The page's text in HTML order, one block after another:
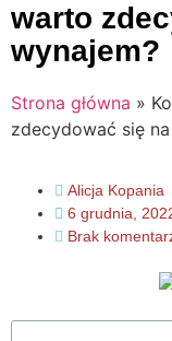
warto
wynajem?
Strona główna »
zdecydować się
Alicja Kopania
6 grudnia,
Brak